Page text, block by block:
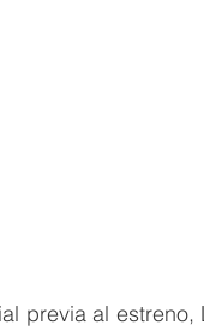
previa al